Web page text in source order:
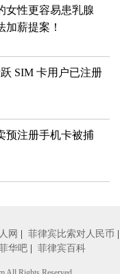
女性更容易患乳腺
加薪提案！
SIM 卡用户已注册
预注册手机卡被捕
网 菲律宾比索对人民币
华吧 菲律宾百科